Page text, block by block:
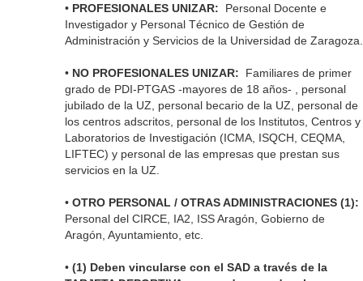
• PROFESIONALES UNIZAR: Personal Docente e
Investigador y Personal Técnico de Gestión de
Administración y Servicios de la Universidad de Zaragoza.
• NO PROFESIONALES UNIZAR: Familiares de primer
grado de PDI-PTGAS -mayores de 18 años- , personal
jubilado de la UZ, personal becario de la UZ, personal de
los centros adscritos, personal de los Institutos, Centros y
Laboratorios de Investigación (ICMA, ISQCH, CEQMA,
LIFTEC) y personal de las empresas que prestan sus
servicios en la UZ.
• OTRO PERSONAL / OTRAS ADMINISTRACIONES (1):
Personal del CIRCE, IA2, ISS Aragón, Gobierno de
Aragón, Ayuntamiento, etc.
• (1) Deben vincularse con el SAD a través de la